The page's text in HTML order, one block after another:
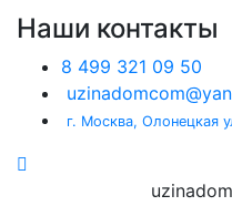
Наши контакты
8 499 321 09 50
г. Москва, Олонецкая